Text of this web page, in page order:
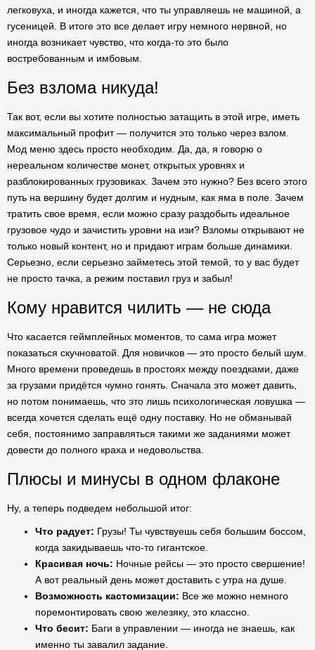
легковуха, и иногда кажется, что ты управляешь не машиной, а
гусеницей. В итоге это все делает игру немного нервной, но
иногда возникает чувство, что когда-то это было
востребованным и имбовым.
Без взлома никуда!
Так вот, если вы хотите полностью затащить в этой игре, иметь
максимальный профит — получится это только через взлом.
Мод меню здесь просто необходим. Да, да, я говорю о
нереальном количестве монет, открытых уровнях и
разблокированных грузовиках. Зачем это нужно? Без всего этого
путь на вершину будет долгим и нудным, как яма в поле. Зачем
тратить свое время, если можно сразу раздобыть идеальное
грузовое чудо и зачистить уровни на изи? Взломы открывают не
только новый контент, но и придают играм больше динамики.
Серьезно, если серьезно займетесь этой темой, то у вас будет
не просто тачка, а режим поставил груз и забыл!
Кому нравится чилить — не сюда
Что касается геймплейных моментов, то сама игра может
показаться скучноватой. Для новичков — это просто белый шум.
Много времени проведешь в простоях между поездками, даже
за грузами придётся чумно гонять. Сначала это может давить,
но потом понимаешь, что это лишь психологическая ловушка —
всегда хочется сделать ещё одну поставку. Но не обманывай
себя, постоянимо заправляться такими же заданиями может
довести до полного краха и недовольства.
Плюсы и минусы в одном флаконе
Ну, а теперь подведем небольшой итог:
Что радует: Грузы! Ты чувствуешь себя большим боссом,
когда закидываешь что-то гигантское.
Красивая ночь: Ночные рейсы — это просто свершение!
А вот реальный день может доставить с утра на душе.
Возможность кастомизации: Все же можно немного
поремонтировать свою железяку, это классно.
Что бесит: Баги в управлении — иногда не знаешь, как
именно ты завалил задание.